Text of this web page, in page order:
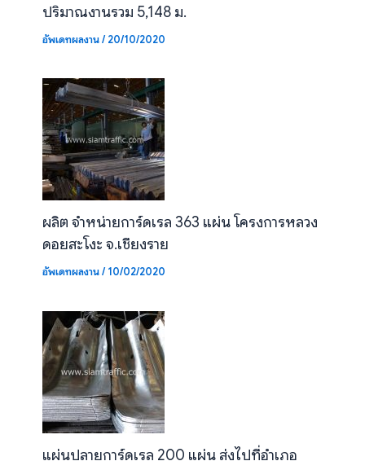
ปริมาณงานรวม 5,148 ม.
อัพเดทผลงาน/20/10/2020
ผลิต จำหน่ายการ์ดเรล 363 แผ่น โครงการหลวง
ดอยสะโงะ จ.เชียงราย
อัพเดทผลงาน/10/02/2020
แผ่นปลายการ์ดเรล 200 แผ่น ส่งไปที่อำเภอ